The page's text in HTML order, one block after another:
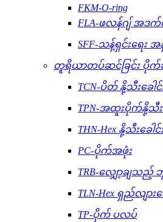
FKM-O-ring
FLA-ဖလန်ဂျ် အဒ
SFF-သန့်ရှင်းရေး
တူရိယာတပ်ဆင်ခြင်း ပိုက်ဆ
TCN-ပိတ် နို့သီးခေါင်
TPN-အထူးပိုက်နို့သီး
THN-Hex နို့သီးခေါင်
PC-ပိုက်အဖုံး
TRB-လျှော့ချသည့်
TLN-Hex ရှည်လျား
TP-ပိုက် ပလပ်